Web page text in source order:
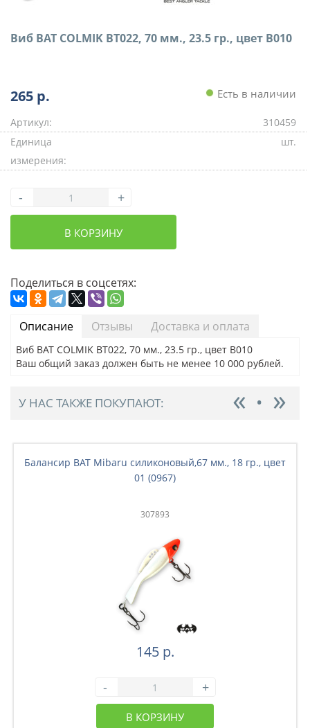
Виб BAT COLMIK BT022, 70 мм., 23.5 гр., цвет B010
265 р. Есть в наличии
Артикул:
310459
Единица
измерения:
шт.
- +
В КОРЗИНУ
Поделиться в соцсетях:
Описание Отзывы Доставка и оплата
Виб BAT COLMIK BT022, 70 мм., 23.5 гр., цвет B010
Ваш общий заказ должен быть не менее 10 000 рублей.
У НАС ТАКЖЕ ПОКУПАЮТ:
Балансир BAT Mibaru силиконовый,67 мм., 18 гр., цвет
01 (0967)
307893
145 р.
- +
В КОРЗИНУ